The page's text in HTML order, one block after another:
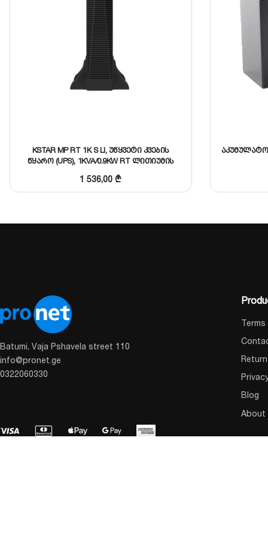
KSTAR MP RT 1K S LI, უწყვეტი კვების
წყარო (UPS), 1KVA/0.9KW RT ლითიუმის
1 536,00₾
Batumi, Vaja Pshavela street 110
info@pronet.ge
0322060330
Blog
About